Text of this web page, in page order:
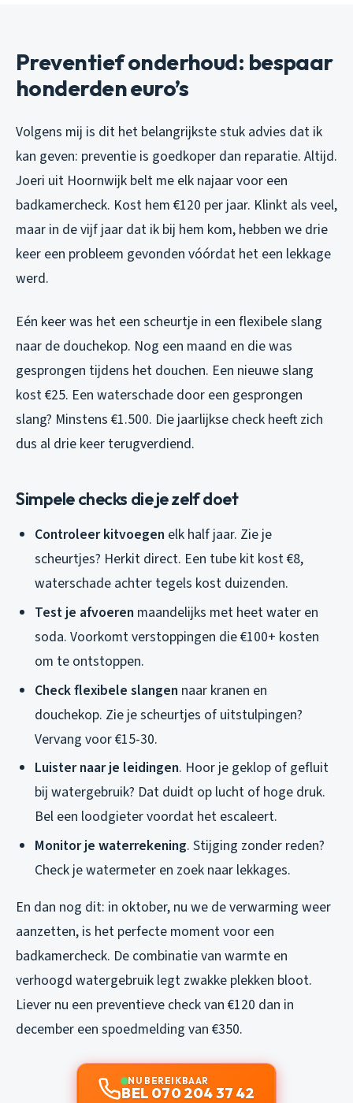
Preventief onderhoud: bespaar
honderden euro’s
Volgens mij is dit het belangrijkste stuk advies dat ik
kan geven: preventie is goedkoper dan reparatie. Altijd.
Joeri uit Hoornwijk belt me elk najaar voor een
badkamercheck. Kost hem €120 per jaar. Klinkt als veel,
maar in de vijf jaar dat ik bij hem kom, hebben we drie
keer een probleem gevonden vóórdat het een lekkage
werd.
Eén keer was het een scheurtje in een flexibele slang
naar de douchekop. Nog een maand en die was
gesprongen tijdens het douchen. Een nieuwe slang
kost €25. Een waterschade door een gesprongen
slang? Minstens €1.500. Die jaarlijkse check heeft zich
dus al drie keer terugverdiend.
Simpele checks die je zelf doet
Controleer kitvoegen elk half jaar. Zie je
scheurtjes? Herkit direct. Een tube kit kost €8,
waterschade achter tegels kost duizenden.
Test je afvoeren maandelijks met heet water en
soda. Voorkomt verstoppingen die €100+ kosten
om te ontstoppen.
Check flexibele slangen naar kranen en
douchekop. Zie je scheurtjes of uitstulpingen?
Vervang voor €15-30.
Luister naar je leidingen. Hoor je geklop of gefluit
bij watergebruik? Dat duidt op lucht of hoge druk.
Bel een loodgieter voordat het escaleert.
Monitor je waterrekening. Stijging zonder reden?
Check je watermeter en zoek naar lekkages.
En dan nog dit: in oktober, nu we de verwarming weer
aanzetten, is het perfecte moment voor een
badkamercheck. De combinatie van warmte en
verhoogd watergebruik legt zwakke plekken bloot.
Liever nu een preventieve check van €120 dan in
december een spoedmelding van €350.
NU BEREIKBAAR
BEL 070 204 37 42